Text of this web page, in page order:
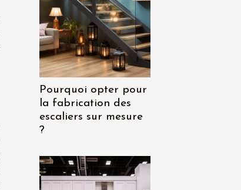
Pourquoi opter pour
la fabrication des
escaliers sur mesure
?